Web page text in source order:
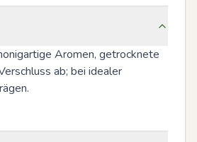
Aromen, getrocknete
ab; bei idealer